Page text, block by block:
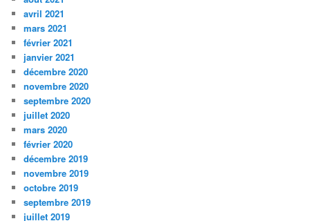
avril 2021
mars 2021
février 2021
janvier 2021
décembre 2020
novembre 2020
septembre 2020
juillet 2020
mars 2020
février 2020
décembre 2019
novembre 2019
octobre 2019
septembre 2019
juillet 2019